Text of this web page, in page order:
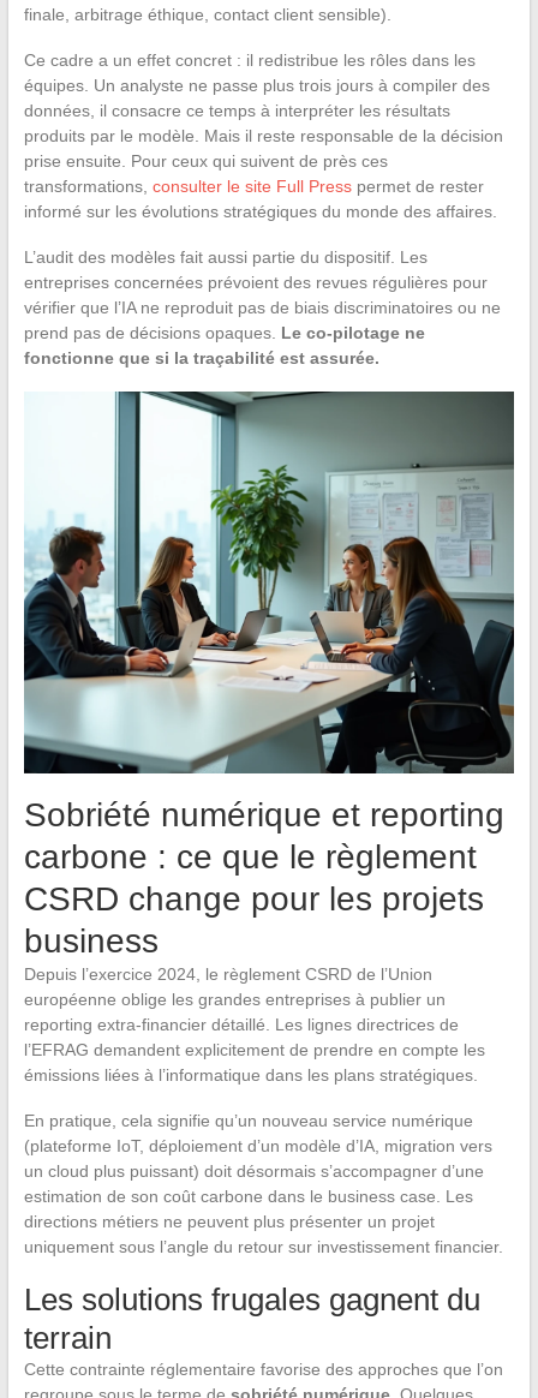
finale, arbitrage éthique, contact client sensible).
Ce cadre a un effet concret : il redistribue les rôles dans les
équipes. Un analyste ne passe plus trois jours à compiler des
données, il consacre ce temps à interpréter les résultats
produits par le modèle. Mais il reste responsable de la décision
prise ensuite. Pour ceux qui suivent de près ces
transformations, consulter le site Full Presspermet de rester
informé sur les évolutions stratégiques du monde des affaires.
L’audit des modèles fait aussi partie du dispositif. Les
entreprises concernées prévoient des revues régulières pour
vérifier que l’IA ne reproduit pas de biais discriminatoires ou ne
prend pas de décisions opaques. Le co-pilotage ne
fonctionne que si la traçabilité est assurée.
Sobriété numérique et reporting
carbone : ce que le règlement
CSRD change pour les projets
business
Depuis l’exercice 2024, le règlement CSRD de l’Union
européenne oblige les grandes entreprises à publier un
reporting extra-financier détaillé. Les lignes directrices de
l’EFRAG demandent explicitement de prendre en compte les
émissions liées à l’informatique dans les plans stratégiques.
En pratique, cela signifie qu’un nouveau service numérique
(plateforme IoT, déploiement d’un modèle d’IA, migration vers
un cloud plus puissant) doit désormais s’accompagner d’une
estimation de son coût carbone dans le business case. Les
directions métiers ne peuvent plus présenter un projet
uniquement sous l’angle du retour sur investissement financier.
Les solutions frugales gagnent du
terrain
Cette contrainte réglementaire favorise des approches que l’on
regroupe sous le terme de sobriété numérique. Quelques